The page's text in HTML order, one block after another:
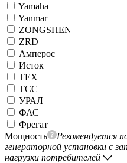
Yamaha
Yanmar
ZONGSHEN
ZRD
Амперос
Исток
ТЕХ
ТСС
УРАЛ
ФАС
Фрегат
Мощность
Рекомендуется
генераторной установки с
нагрузки потребителей